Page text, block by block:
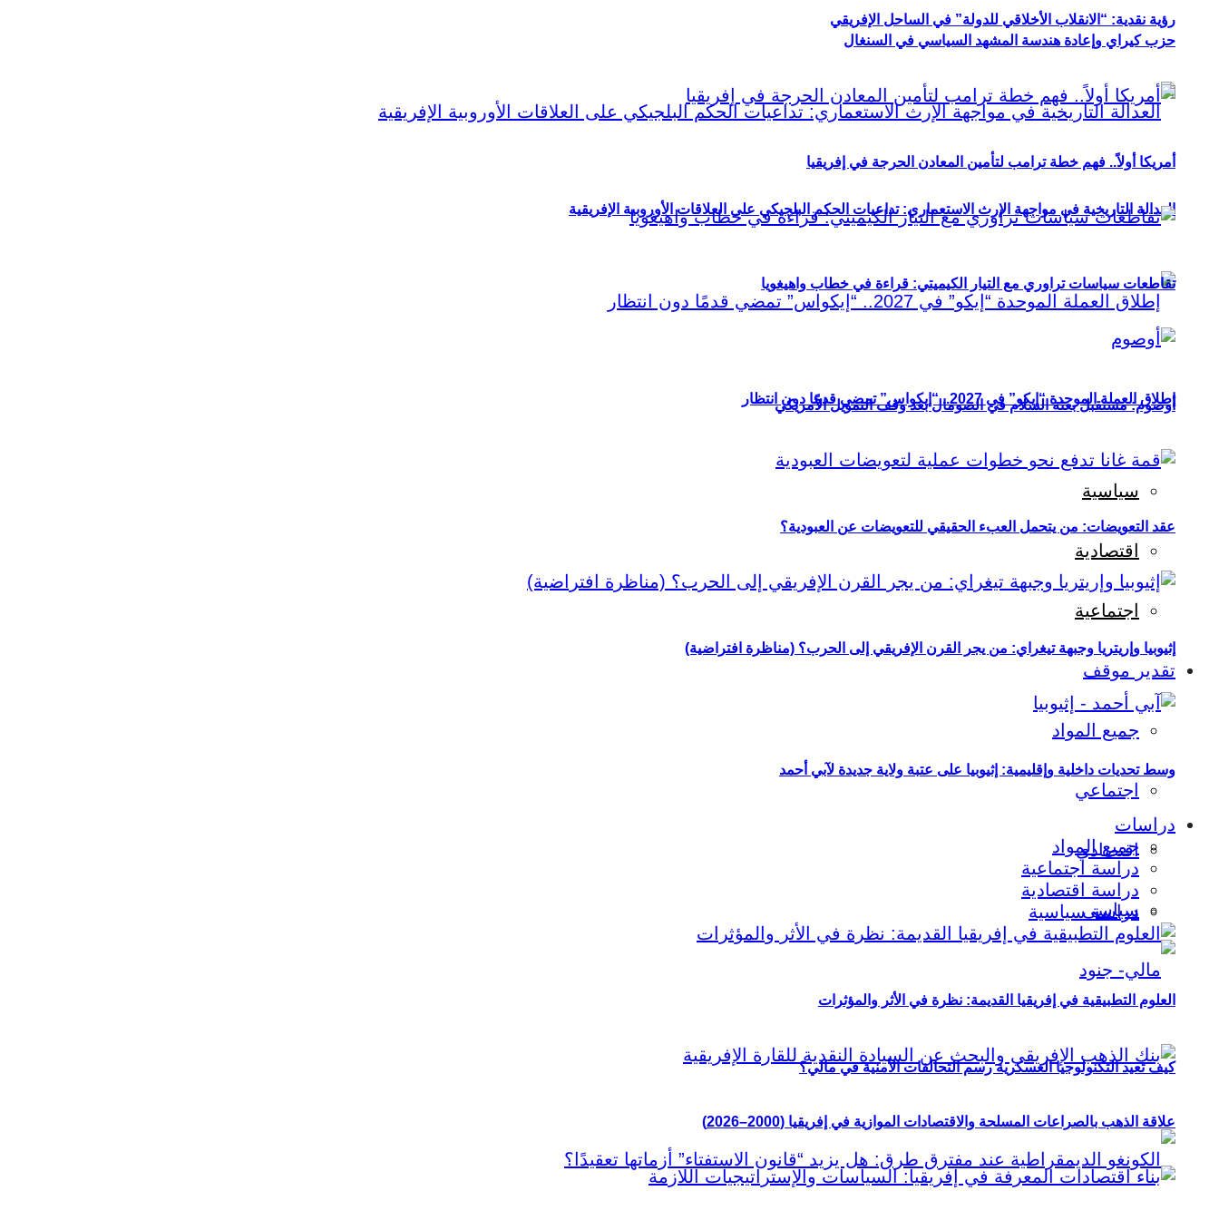
رؤية نقدية: “الانقلاب الأخلاقي للدولة” في الساحل الإفريقي
العدالة التاريخية في مواجهة الإرث الاستعماري: تداعيات الحكم البلجيكي على العلاقات الأوروبية الإفريقية
إطلاق العملة الموحدة “إيكو” في 2027.. “إيكواس” تمضي قدمًا دون انتظار
سياسية
اقتصادية
اجتماعية
تقدير موقف
جميع المواد
اجتماعي
اقتصادي
سياسي
كيف تعيد التكنولوجيا العسكرية رسم التحالفات الأمنية في مالي؟
حزب كيراي وإعادة هندسة المشهد السياسي في السنغال
أمريكا أولاً.. فهم خطة ترامب لتأمين المعادن الحرجة في إفريقيا
تقاطعات سياسات تراوري مع التيار الكيميتي: قراءة في خطاب واهيغويا
أوصوم: مستقبل بعثة السلام في الصومال بعد وقف التمويل الأمريكي
عقد التعويضات: من يتحمل العبء الحقيقي للتعويضات عن العبودية؟
إثيوبيا وإريتريا وجبهة تيغراي: من يجر القرن الإفريقي إلى الحرب؟ (مناظرة افتراضية)
وسط تحديات داخلية وإقليمية: إثيوبيا على عتبة ولاية جديدة لآبي أحمد
دراسات
جميع المواد
دراسة اجتماعية
دراسة اقتصادية
دراسة سياسية
العلوم التطبيقية في إفريقيا القديمة: نظرة في الأثر والمؤثرات
علاقة الذهب بالصراعات المسلحة والاقتصادات الموازية في إفريقيا (2000–2026)